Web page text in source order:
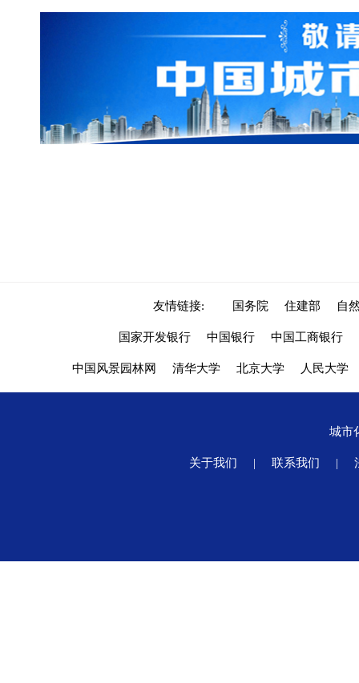
友情链接: 国务院 住建部 自
国家开发银行 中国银行 中国工商银行
中国风景园林网 清华大学 北京大学 人民大学
城市
关于我们 | 联系我们 |